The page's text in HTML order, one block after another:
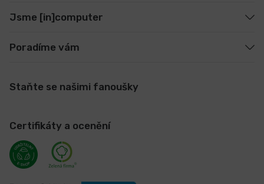
Jsme [in]computer
Poradíme vám
Staňte se našimi fanoušky
Certifikáty a ocenění